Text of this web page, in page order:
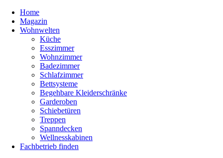
Home
Magazin
Wohnwelten
Küche
Esszimmer
Wohnzimmer
Badezimmer
Schlafzimmer
Bettsysteme
Begehbare Kleiderschränke
Garderoben
Schiebetüren
Treppen
Spanndecken
Wellnesskabinen
Fachbetrieb finden